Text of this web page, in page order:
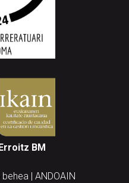
BM
| ANDOAIN